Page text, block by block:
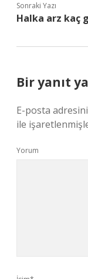
Sonraki Yazı
Halka arz kaç
Bir yanıt
E-posta
ile
Yorum